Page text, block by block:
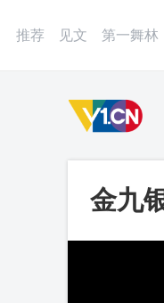
推荐 见文 第一舞林
金九
龙威